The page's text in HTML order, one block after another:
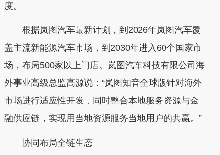
度。
根据岚图汽车最新计划，到2026年岚图汽车覆
盖主流新能源汽车市场，到2030年进入60个国家市
场，布局500家以上门店。岚图汽车科技有限公司海
外事业高级总监高源说：“岚图知音全球版针对海外
市场进行适应性开发，同时整合本地服务资源与金
融供应链，实现用当地资源服务当地用户的共赢。”
协同布局全链生态